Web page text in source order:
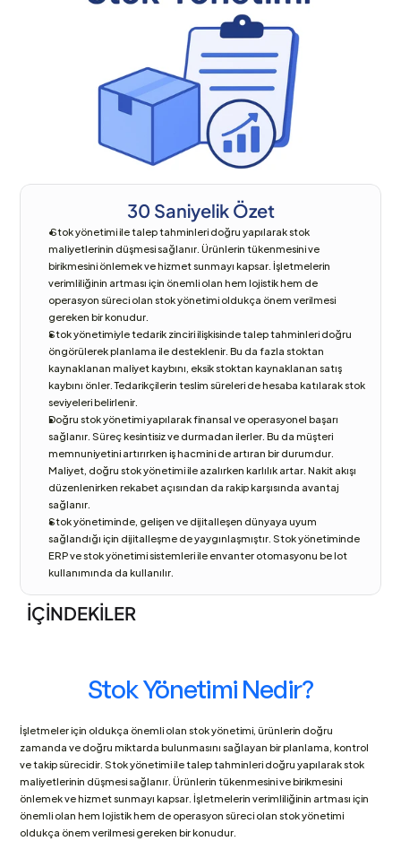
30 Saniyelik Özet
Stok yönetimi ile talep tahminleri doğru yapılarak stok
maliyetlerinin düşmesi sağlanır. Ürünlerin tükenmesini ve
birikmesini önlemek ve hizmet sunmayı kapsar. İşletmelerin
verimliliğinin artması için önemli olan hem lojistik hem de
operasyon süreci olan stok yönetimi oldukça önem verilmesi
gereken bir konudur.
Stok yönetimiyle tedarik zinciri ilişkisinde talep tahminleri doğru
öngörülerek planlama ile desteklenir. Bu da fazla stoktan
kaynaklanan maliyet kaybını, eksik stoktan kaynaklanan satış
kaybını önler. Tedarikçilerin teslim süreleri de hesaba katılarak stok
seviyeleri belirlenir.
Doğru stok yönetimi yapılarak finansal ve operasyonel başarı
sağlanır. Süreç kesintisiz ve durmadan ilerler. Bu da müşteri
memnuniyetini artırırken iş hacmini de artıran bir durumdur.
Maliyet, doğru stok yönetimi ile azalırken karlılık artar. Nakit akışı
düzenlenirken rekabet açısından da rakip karşısında avantaj
sağlanır.
Stok yönetiminde, gelişen ve dijitalleşen dünyaya uyum
sağlandığı için dijitalleşme de yaygınlaşmıştır. Stok yönetiminde
ERP ve stok yönetimi sistemleri ile envanter otomasyonu be lot
kullanımında da kullanılır.
Stok Yönetimi Nedir?
İşletmeler için oldukça önemli olan stok yönetimi, ürünlerin doğru
zamanda ve doğru miktarda bulunmasını sağlayan bir planlama, kontrol
ve takip sürecidir. Stok yönetimi ile talep tahminleri doğru yapılarak stok
maliyetlerinin düşmesi sağlanır. Ürünlerin tükenmesini ve birikmesini
önlemek ve hizmet sunmayı kapsar. İşletmelerin verimliliğinin artması için
önemli olan hem lojistik hem de operasyon süreci olan stok yönetimi
oldukça önem verilmesi gereken bir konudur.
İÇİNDEKİLER